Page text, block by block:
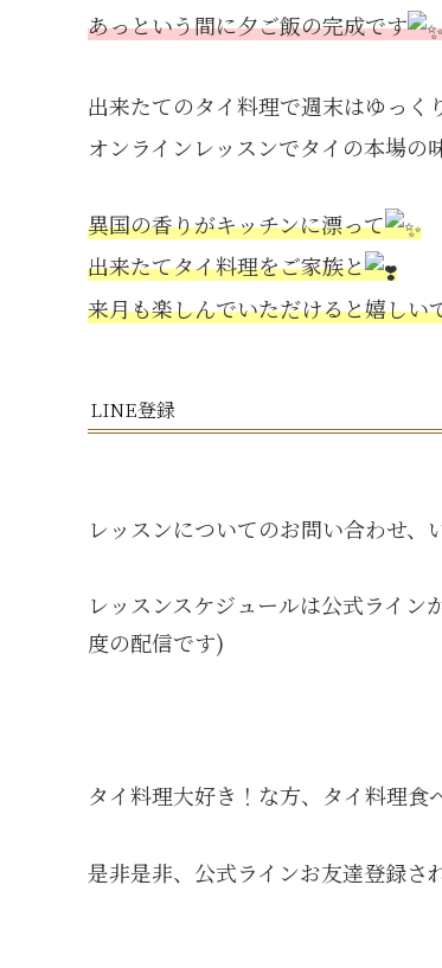
あっという間に夕ご飯の完成です
出来たてのタイ料理で週末はゆっく
オンラインレッスンでタイの本場
異国の香りがキッチンに漂って
出来たてタイ料理をご家族と
来月も楽しんでいただけると嬉しい
LINE登録
レッスンについてのお問い合わせ、
レッスンスケジュールは公式ライ
度の配信です)
タイ料理大好き！な方、タイ料理
是非是非、公式ラインお友達登録